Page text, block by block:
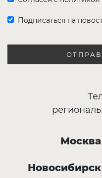
Подписаться на
Москва
Новосибирск